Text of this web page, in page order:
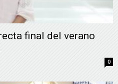
final del verano
0